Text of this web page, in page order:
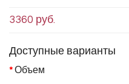
3360 руб.
Доступные варианты
Объем